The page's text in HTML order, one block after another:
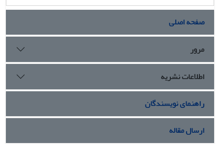
صفحه اصلی
مرور
اطلاعات نشریه
راهنمای نویسندگان
ارسال مقاله